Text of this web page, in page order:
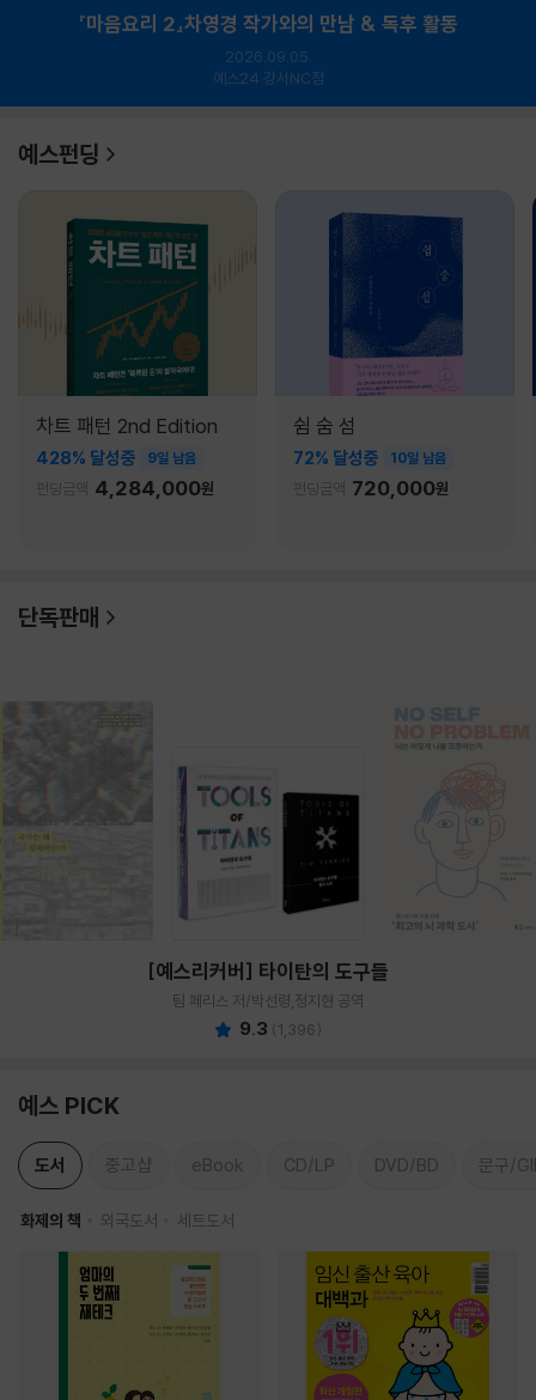
『마음요리 2』차영경 작가와의 만남 & 독후 활동
2026.09.05.
예스24 강서NC점
예스펀딩
차트 패턴 2nd Edition
428% 달성중 9일 남음
펀딩금액 4,284,000원
쉼 숨 섬
72% 달성중 10일 남음
펀딩금액 720,000원
단독판매
[예스리커버] 타이탄의 도구들
팀 페리스 저/박선령,정지현 공역
9.3 (1,396)
예스 PICK
도서 중고샵 eBook CD/LP DVD/BD 문구/
화제의 책 외국도서 세트도서